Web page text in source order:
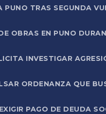
TRAS SEGUNDA
OBRAS EN PUNO
INVESTIGAR
ORDENANZA QUE
PAGO DE DEUDA